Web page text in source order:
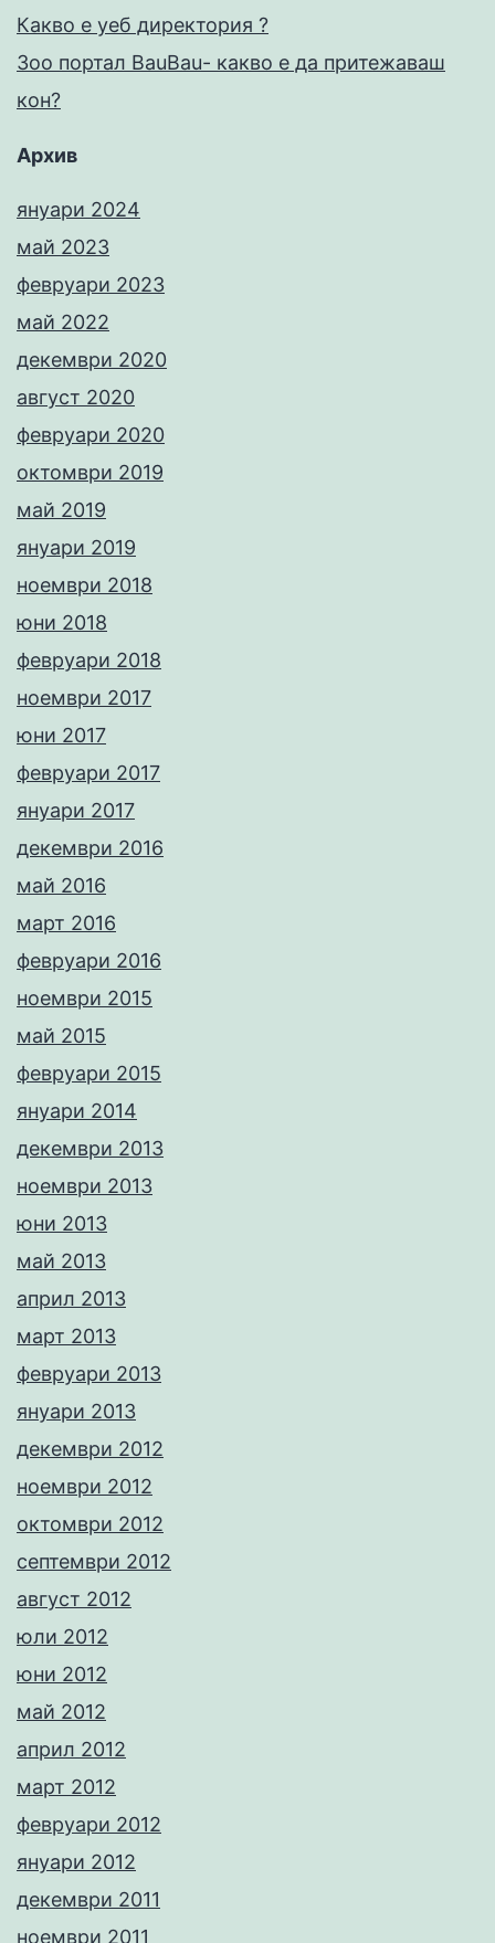
Какво е уеб директория ?
Зоо портал BauBau- какво е да притежаваш
кон?
Архив
януари 2024
май 2023
февруари 2023
май 2022
декември 2020
август 2020
февруари 2020
октомври 2019
май 2019
януари 2019
ноември 2018
юни 2018
февруари 2018
ноември 2017
юни 2017
февруари 2017
януари 2017
декември 2016
май 2016
март 2016
февруари 2016
ноември 2015
май 2015
февруари 2015
януари 2014
декември 2013
ноември 2013
юни 2013
май 2013
април 2013
март 2013
февруари 2013
януари 2013
декември 2012
ноември 2012
октомври 2012
септември 2012
август 2012
юли 2012
юни 2012
май 2012
април 2012
март 2012
февруари 2012
януари 2012
декември 2011
ноември 2011